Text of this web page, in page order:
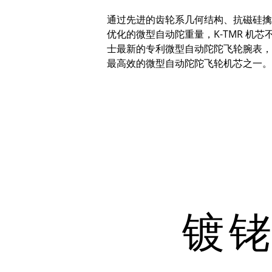
通过先进的齿轮系几何结构、抗磁硅
优化的微型自动陀重量， K-TMR机芯
士最新的专利微型自动陀陀飞轮腕表
最高效的微型自动陀陀飞轮机芯之一。
镀